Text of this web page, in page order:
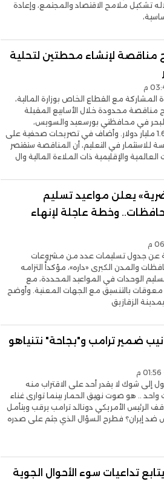
تشكيل ملامح الاقتصاد والمجتمع، وإعادة
مناقصة لإنشاء محطتين لتحلية
مع القطاع الخاص بوزارة المالية،
محدودة خلال الأسابيع المقبلة
البحر في محافظتي بورسعيد والسويس،
باستثمارات إجمالية تصل إلى 1.6 مليار دولار. وأضاف في تصريحات صحفية على
للاستثمار في التعليم، أن المناقصة ستقتصر
والإقليمية ذات الملاءة المالية وال
يعلن مواعيد تسليم
وخطة عاجلة لإنهاء
عن جدول تسليمات عدد من مشروعات
والمدن الكبرى «داره»، مؤكداً التزامه
وتسليم الوحدات في المواعيد المحددة، مع
معوقات بالتنسيق مع الجهات المعنية. وأوضح
الزقازيق
ضمير ترامب و"بجاحة" نتنياهو
إلى شوك لا يقدر أحد على الاقتراب منه
واحد .. هو صوت نهيق الحمار بينما توارى غناء
الرئيس الأمريكي دونالد ترامب يرقب ويتأمل
ضد إيران؟ فطرح السؤال الذي جثم على صدره
تداعيات سوء الأحوال الجوية